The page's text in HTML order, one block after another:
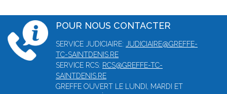
POUR NOUS CONTACTER
SERVICE JUDICIAIRE: JUDICIAIRE@GREFFE-
TC-SAINTDENIS.RE
SERVICE RCS: RCS@GREFFE-TC-
SAINTDENIS.RE
GREFFE OUVERT LE LUNDI, MARDI ET